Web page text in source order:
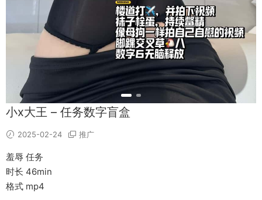
小x大王 – 任务数字盲盒
2025-02-24 推广
羞辱 任务
时长 46min
格式 mp4